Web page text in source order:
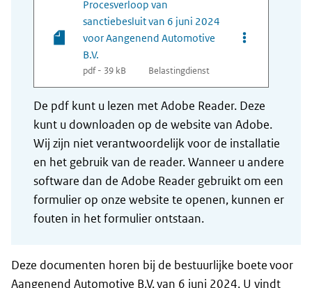
Procesverloop van
sanctiebesluit van 6 juni 2024
voor Aangenend Automotive
B.V.
pdf - 39 kB Belastingdienst
Opties van
De pdf kunt u lezen met Adobe Reader. Deze
kunt u downloaden op de website van Adobe.
Wij zijn niet verantwoordelijk voor de installatie
en het gebruik van de reader. Wanneer u andere
software dan de Adobe Reader gebruikt om een
formulier op onze website te openen, kunnen er
fouten in het formulier ontstaan.
Deze documenten horen bij de bestuurlijke boete voor
Aangenend Automotive B.V. van 6 juni 2024. U vindt